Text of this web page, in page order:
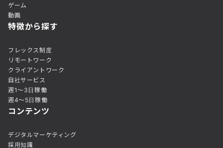
ゲーム
動画
特徴から探す
フレックス制度
リモートワーク
クライアントワーク
自社サービス
週1〜3日稼働
週4〜5日稼働
コンテンツ
デジタルマーケティング
採用知識